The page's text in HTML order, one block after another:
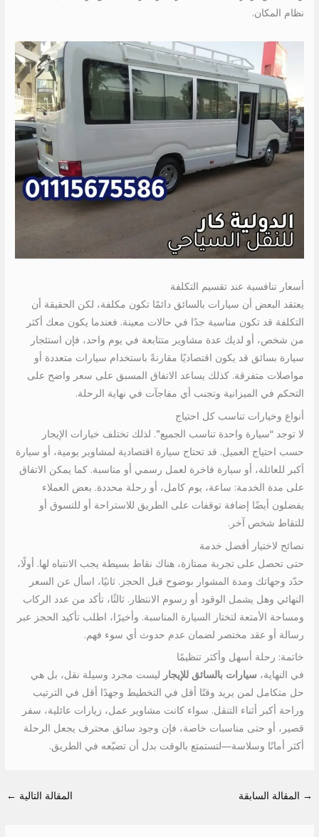
نظام المكان.
أسعار تنافسية عند تقسيم التكلفة
يعتقد البعض أن سيارات بالسائق دائمًا تكون مكلفة، لكن الحقيقة أن
التكلفة قد تكون مناسبة جدًا في حالات معينة. فعندما يكون معك أكثر
من شخص، أو لديك عدة مشاوير متتابعة في يوم واحد، فإن استئجار
سيارة بسائق قد يكون اقتصاديًا مقارنةً باستخدام سيارات متعددة أو
مواصلات متفرقة. كذلك يساعد الاتفاق المسبق على سعر واضح على
التحكم في الميزانية وتجنب أي مفاجآت في نهاية الرحلة.
أنواع وخيارات تناسب كل احتياج
لا توجد “سيارة واحدة تناسب الجميع”. لذلك تختلف خيارات الإيجار
حسب احتياج العميل. قد تحتاج سيارة اقتصادية لمشاوير يومية، أو سيارة
أكبر للعائلة، أو سيارة فاخرة لعمل رسمي أو مناسبة. كما يمكن الاتفاق
على مدة الخدمة: ساعة، يوم كامل، أو رحلة محددة. بعض العملاء
يفضلون أيضًا إضافة توقفات على الطريق للاستراحة أو للتسوق أو
للتقاط شخص آخر.
نصائح لاختيار أفضل خدمة
حتى تحصل على تجربة ممتازة، هناك نقاط بسيطة يجب الانتباه لها. أولًا،
حدّد وجهاتك ومدة المشوار بوضوح قبل الحجز. ثانيًا، اسأل عن السعر
النهائي وهل يشمل الوقود أو رسوم الانتظار. ثالثًا، تأكد من عدد الركاب
ومساحة الأمتعة لتختار السيارة المناسبة. وأخيرًا، اطلب تأكيد الحجز عبر
رسالة أو عقد مختصر لضمان عدم حدوث أي سوء فهم.
خاتمة: رحلة أسهل وأكثر تنظيمًا
في النهاية، سيارات بالسائق للإيجار ليست مجرد وسيلة نقل، بل هي
حل متكامل لمن يريد وقتًا أقل في التخطيط وجهدًا أقل في الترتيب
وراحة أكبر أثناء التنقل. سواء كانت مشاوير عمل، زيارات عائلية، سفر
قصير، أو حتى مناسبات خاصة، فإن وجود سائق محترف يجعل الرحلة
أكثر أمانًا وسلاسة—لتستمتع بالوقت بدل أن تضيّعه في الطريق.
→ المقالة السابقة المقالة التالية ←